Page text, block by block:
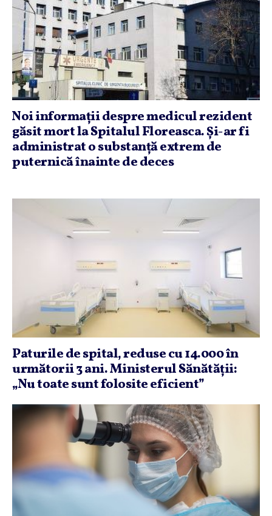
Noi informaţii despre medicul rezident
găsit mort la Spitalul Floreasca. Şi-ar fi
administrat o substanţă extrem de
puternică înainte de deces
Paturile de spital, reduse cu 14.000 în
următorii 3 ani. Ministerul Sănătăţii:
„Nu toate sunt folosite eficient”